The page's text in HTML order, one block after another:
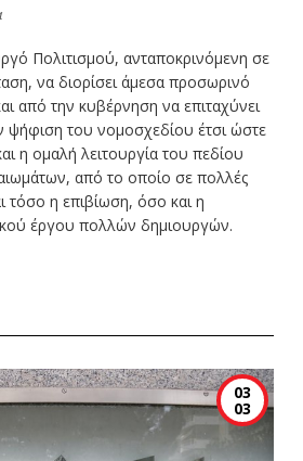
Πολιτισμού, ανταποκρινόμενη σε
να διορίσει άμεσα προσωρινό
από την κυβέρνηση να επιταχύνει
ψήφιση του νομοσχεδίου έτσι ώστε
η ομαλή λειτουργία του πεδίου
από το οποίο σε πολλές
τόσο η επιβίωση, όσο και η
έργου πολλών δημιουργών.
03
03